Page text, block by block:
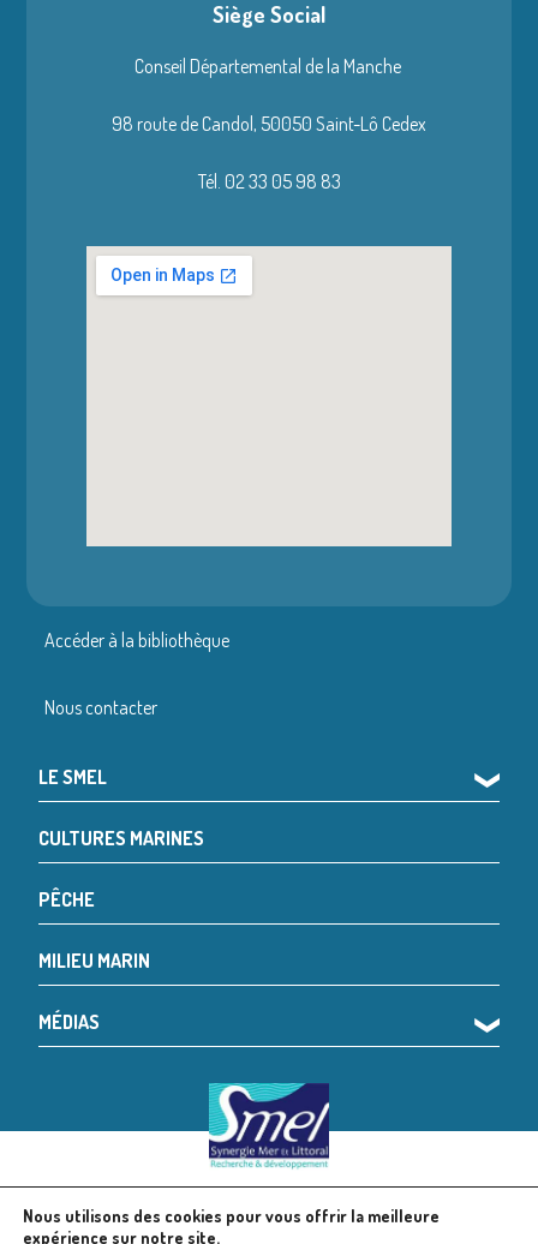
Siège Social
Conseil Départemental de la Manche
98 route de Candol, 50050 Saint-Lô Cedex
Tél. 02 33 05 98 83
Accéder à la bibliothèque
Nous contacter
LE SMEL ❯
CULTURES MARINES
PÊCHE
MILIEU MARIN
MÉDIAS ❯
© 2024 SMEL Mentions légales
Nous utilisons des cookies pour vous offrir la meilleure
expérience sur notre site.